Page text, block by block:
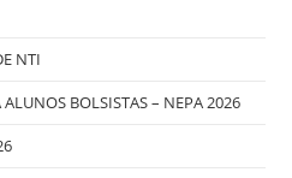
NTI
ALUNOS BOLSISTAS – NEPA 2026